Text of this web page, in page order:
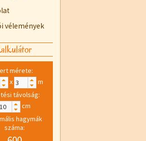
vélemények
mérete:
x
m
távolság:
cm
hagymák
száma: